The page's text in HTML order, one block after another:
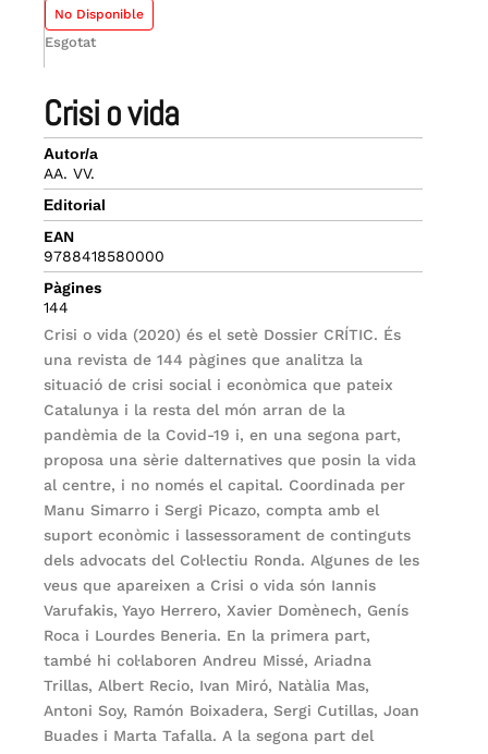
crisi o vida
Autor/a
AA. VV.
Editorial
EAN
9788418580000
Pàgines
144
Crisi o vida (2020) és el setè Dossier CRÍTIC. És
una revista de 144 pàgines que analitza la
situació de crisi social i econòmica que pateix
Catalunya i la resta del món arran de la
pandèmia de la Covid-19 i, en una segona part,
proposa una sèrie dalternatives que posin la vida
al centre, i no només el capital. Coordinada per
Manu Simarro i Sergi Picazo, compta amb el
suport econòmic i lassessorament de continguts
dels advocats del Col·lectiu Ronda. Algunes de les
veus que apareixen a Crisi o vida són Iannis
Varufakis, Yayo Herrero, Xavier Domènech, Genís
Roca i Lourdes Beneria. En la primera part,
també hi col·laboren Andreu Missé, Ariadna
Trillas, Albert Recio, Ivan Miró, Natàlia Mas,
Antoni Soy, Ramón Boixadera, Sergi Cutillas, Joan
Buades i Marta Tafalla. A la segona part del
No Disponible
Esgotat